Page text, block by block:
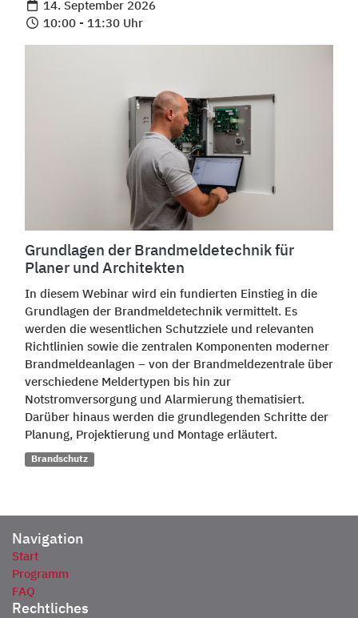
14. September 2026
10:00 - 11:30 Uhr
Grundlagen der Brandmeldetechnik für
Planer und Architekten
In diesem Webinar wird ein fundierten Einstieg in die
Grundlagen der Brandmeldetechnik vermittelt. Es
werden die wesentlichen Schutzziele und relevanten
Richtlinien sowie die zentralen Komponenten moderner
Brandmeldeanlagen – von der Brandmeldezentrale über
verschiedene Meldertypen bis hin zur
Notstromversorgung und Alarmierung thematisiert.
Darüber hinaus werden die grundlegenden Schritte der
Planung, Projektierung und Montage erläutert.
Brandschutz
Navigation
Start
Programm
FAQ
Rechtliches